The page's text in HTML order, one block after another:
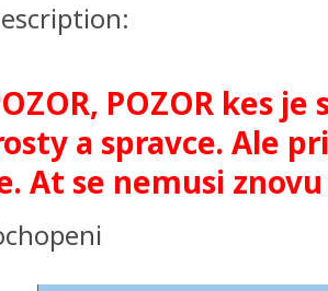
POZOR kes
a spravce. Ale
At se nemusi